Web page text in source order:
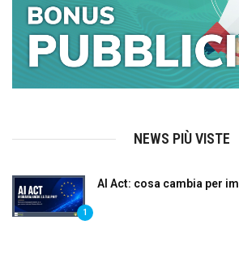
NEWS PIÙ VISTE
1
AI Act: cosa cambia per